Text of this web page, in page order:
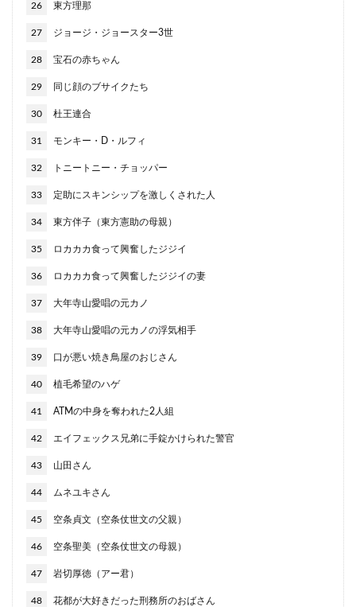
26 東方理那
27 ジョージ・ジョースター3世
28 宝石の赤ちゃん
29 同じ顔のブサイクたち
30 杜王連合
31 モンキー・D・ルフィ
32 トニートニー・チョッパー
33 定助にスキンシップを激しくされた人
34 東方伴子（東方憲助の母親）
35 ロカカカ食って興奮したジジイ
36 ロカカカ食って興奮したジジイの妻
37 大年寺山愛唱の元カノ
38 大年寺山愛唱の元カノの浮気相手
39 口が悪い焼き鳥屋のおじさん
40 植毛希望のハゲ
41 ATMの中身を奪われた2人組
42 エイフェックス兄弟に手錠かけられた警官
43 山田さん
44 ムネユキさん
45 空条貞文（空条仗世文の父親）
46 空条聖美（空条仗世文の母親）
47 岩切厚徳（アー君）
48 花都が大好きだった刑務所のおばさん